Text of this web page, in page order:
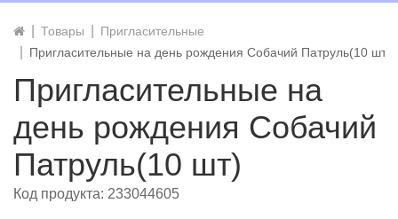
Товары
Пригласительные
Пригласительные на день рождения Собачий Патруль(10 шт)
Пригласительные на
день рождения Собачий
Патруль(10 шт)
Код продукта: 233044605